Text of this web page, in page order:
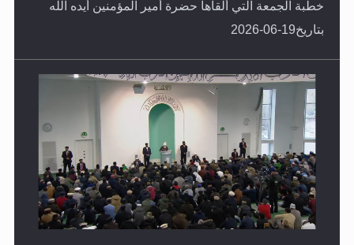
خطبة الجمعة التي ألقاها حضرة أمير المؤمنين أيده الله
بتاريخ19-06-2026